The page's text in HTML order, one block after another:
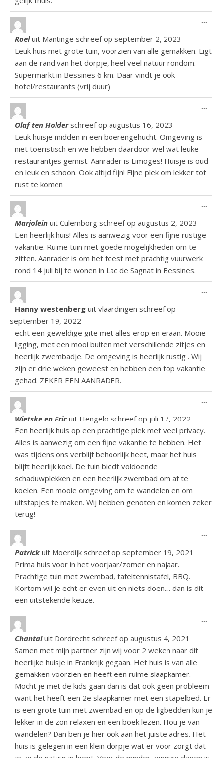
Roel uit Mantinge schreef op september 2, 2023
Leuk huis met grote tuin, voorzien van alle gemakken. Ligt
aan de rand van het dorpje, heel veel natuur rondom.
Supermarkt in Bessines 6 km. Daar vindt je ook
hotel/restaurants (vrij duur)
...
Olaf ten Holder schreef op augustus 16, 2023
Leuk huisje midden in een boerengehucht. Omgeving is
niet toeristisch en we hebben daardoor wel wat leuke
restaurantjes gemist. Aanrader is Limoges! Huisje is oud
en leuk en schoon. Ook altijd fijn! Fijne plek om lekker tot
rust te komen
...
Marjolein uit Culemborg schreef op augustus 2, 2023
Een heerlijk huis! Alles is aanwezig voor een fijne rustige
vakantie. Ruime tuin met goede mogelijkheden om te
zitten. Aanrader is om het feest met prachtig vuurwerk
rond 14 juli bij te wonen in Lac de Sagnat in Bessines.
...
Hanny westenberg uit vlaardingen schreef op
september 19, 2022
echt een geweldige gite met alles erop en eraan. Mooie
ligging, met een mooi buiten met verschillende zitjes en
heerlijk zwembadje. De omgeving is heerlijk rustig . Wij
zijn er drie weken geweest en hebben een top vakantie
gehad. ZEKER EEN AANRADER.
...
Wietske en Eric uit Hengelo schreef op juli 17, 2022
Een heerlijk huis op een prachtige plek met veel privacy.
Alles is aanwezig om een fijne vakantie te hebben. Het
was tijdens ons verblijf behoorlijk heet, maar het huis
blijft heerlijk koel. De tuin biedt voldoende
schaduwplekken en een heerlijk zwembad om af te
koelen. Een mooie omgeving om te wandelen en om
uitstapjes te maken. Wij hebben genoten en komen zeker
terug!
...
Patrick uit Moerdijk schreef op september 19, 2021
Prima huis voor in het voorjaar/zomer en najaar.
Prachtige tuin met zwembad, tafeltennistafel, BBQ.
Kortom wil je echt er even uit en niets doen.... dan is dit
een uitstekende keuze.
...
Chantal uit Dordrecht schreef op augustus 4, 2021
Samen met mijn partner zijn wij voor 2 weken naar dit
heerlijke huisje in Frankrijk gegaan. Het huis is van alle
gemakken voorzien en heeft een ruime slaapkamer.
Mocht je met de kids gaan dan is dat ook geen probleem
want het heeft een 2e slaapkamer met een stapelbed. Er
is een grote tuin met zwembad en op de ligbedden kun je
lekker in de zon relaxen en een boek lezen. Hou je van
wandelen? Dan ben je hier ook aan het juiste adres. Het
huis is gelegen in een klein dorpje wat er voor zorgt dat
...